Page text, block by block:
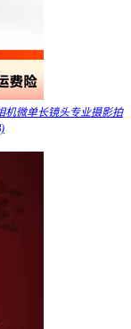
机微单长镜头专业摄影拍